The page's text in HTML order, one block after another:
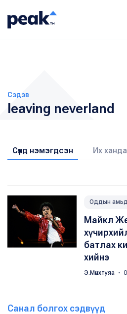
Сэдэв
leaving neverland
Сүүлд нэмэгдсэн Их
Оддын
Майкл
батлах
хийнэ
Э.Мөнхтуяа ・
Санал болгох сэдвүүд